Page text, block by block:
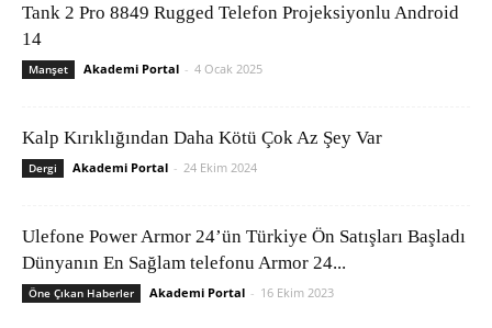
Tank 2 Pro 8849 Rugged Telefon Projeksiyonlu Android
14
Manşet Akademi Portal - 4 Ocak 2025
Kalp Kırıklığından Daha Kötü Çok Az Şey Var
Dergi Akademi Portal - 24 Ekim 2024
Ulefone Power Armor 24’ün Türkiye Ön Satışları Başladı
Dünyanın En Sağlam telefonu Armor 24...
Öne Çıkan Haberler Akademi Portal - 16 Ekim 2023